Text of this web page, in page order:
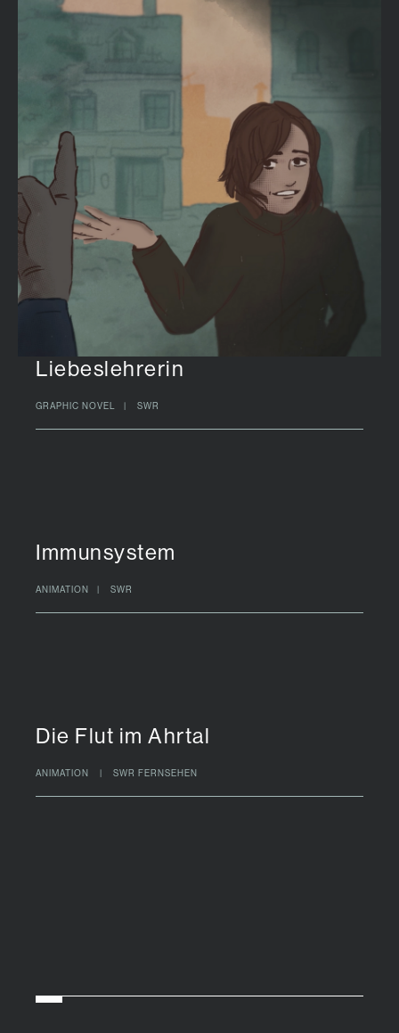
Liebeslehrerin
GRAPHIC NOVEL | SWR
Immunsystem
ANIMATION | SWR
Die Flut im Ahrtal
ANIMATION | SWR FERNSEHEN